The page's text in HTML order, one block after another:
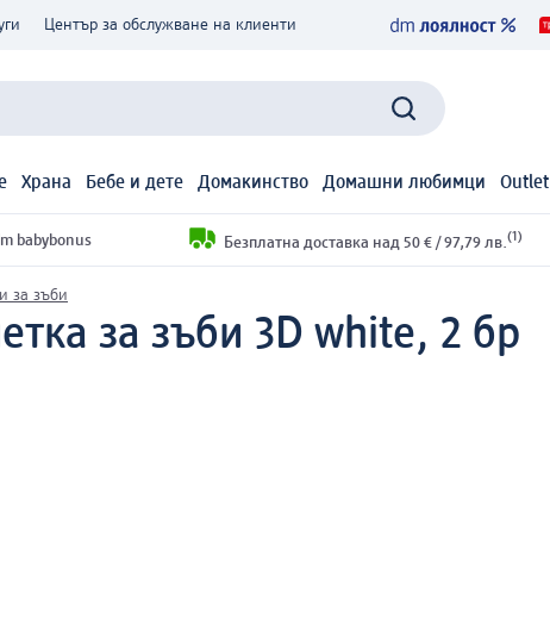
Център за обслужване на клиенти
Храна Бебе и дете Домакинство Домашни любимци Outlet
babybonus Безплатна доставка над 50 € / 97,79 лв. (1)
за зъби
за зъби 3D white, 2 бр